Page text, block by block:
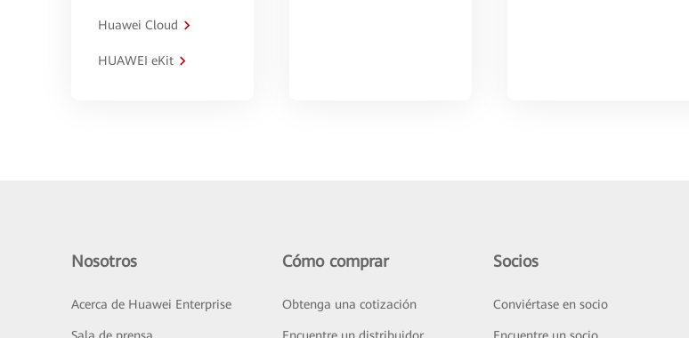
Huawei Cloud
HUAWEI eKit
Nosotros
Acerca de Huawei Enterprise
Cómo comprar
Obtenga una cotización
Socios
Conviértase en socio